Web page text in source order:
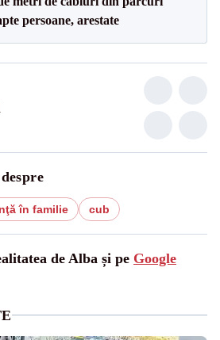
persoane, arestate
în familie cub
de Alba și pe Google